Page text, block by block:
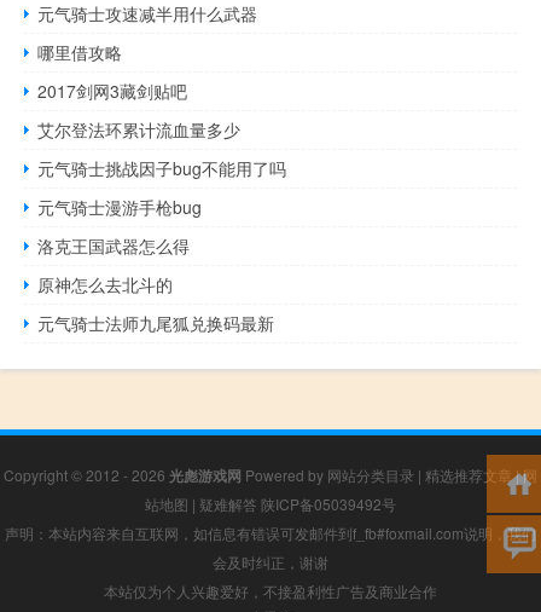
元气骑士攻速减半用什么武器
哪里借攻略
2017剑网3藏剑贴吧
艾尔登法环累计流血量多少
元气骑士挑战因子bug不能用了吗
元气骑士漫游手枪bug
洛克王国武器怎么得
原神怎么去北斗的
元气骑士法师九尾狐兑换码最新
Copyright © 2012 - 2026 光彪游戏网 Powered by 网站分类目录 | 精选推荐文章|网
站地图 | 疑难解答 陕ICP备05039492号
声明：本站内容来自互联网，如信息有错误可发邮件到f_fb#foxmail.com说明，我们
会及时纠正，谢谢
本站仅为个人兴趣爱好，不接盈利性广告及商业合作